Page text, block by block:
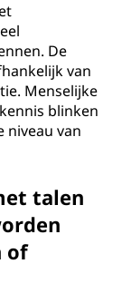
De
van
Menselijke
blinken
niveau van
talen
of